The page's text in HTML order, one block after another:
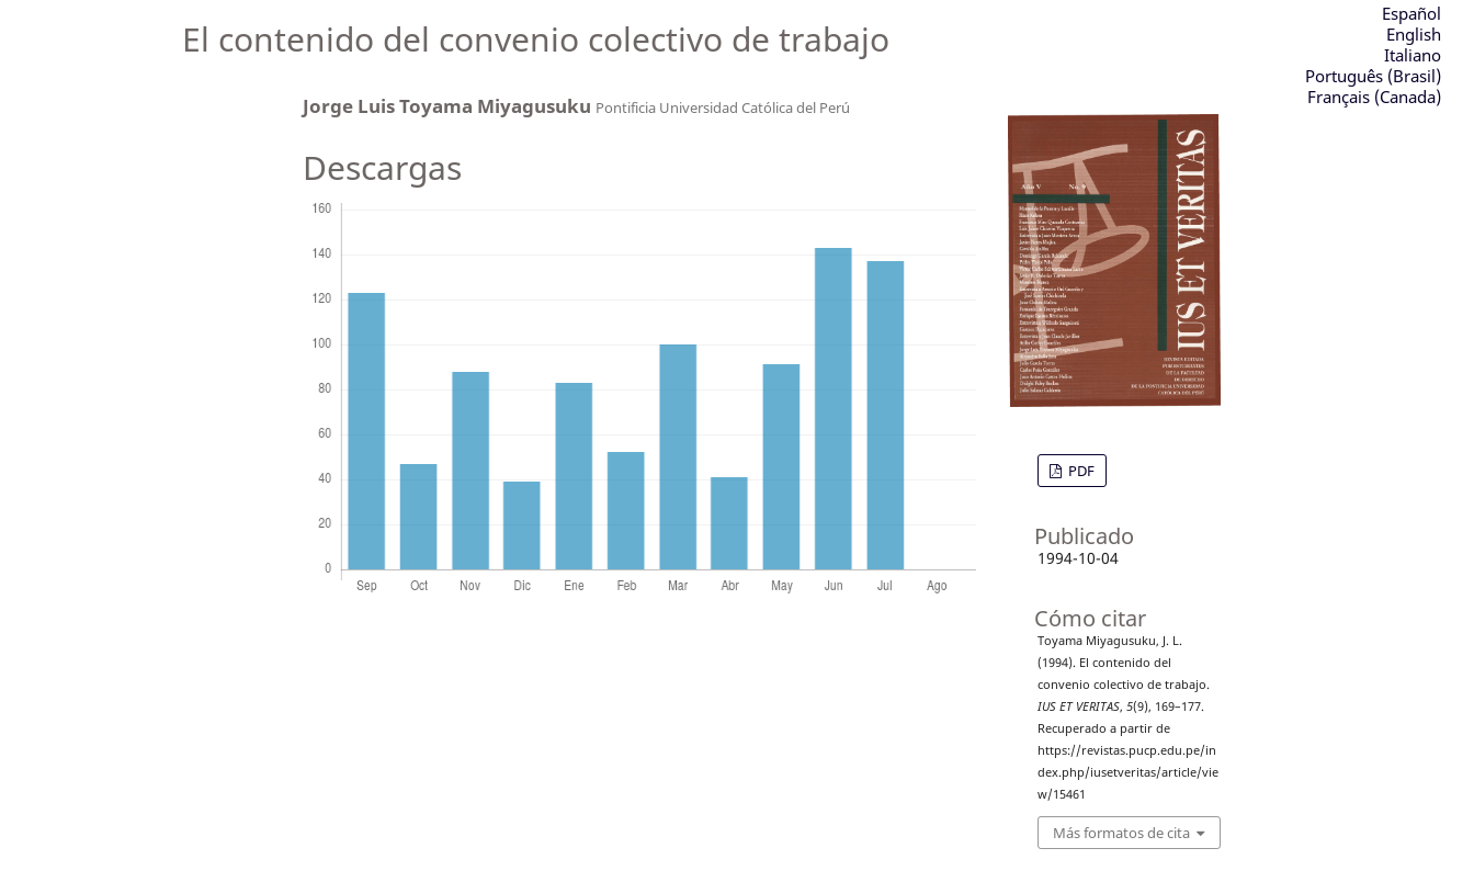
El contenido del convenio colectivo de trabajo
Jorge Luis Toyama Miyagusuku Pontificia Universidad Católica del Perú
Descargas
PDF
Publicado
1994-10-04
Cómo citar
Toyama Miyagusuku, J. L.
(1994). El contenido del
convenio colectivo de trabajo.
IUS ET VERITAS, 5(9), 169–177.
Recuperado a partir de
https://revistas.pucp.edu.pe/in
dex.php/iusetveritas/article/vie
w/15461
Más formatos de cita
Español
English
Italiano
Português (Brasil)
Français (Canada)